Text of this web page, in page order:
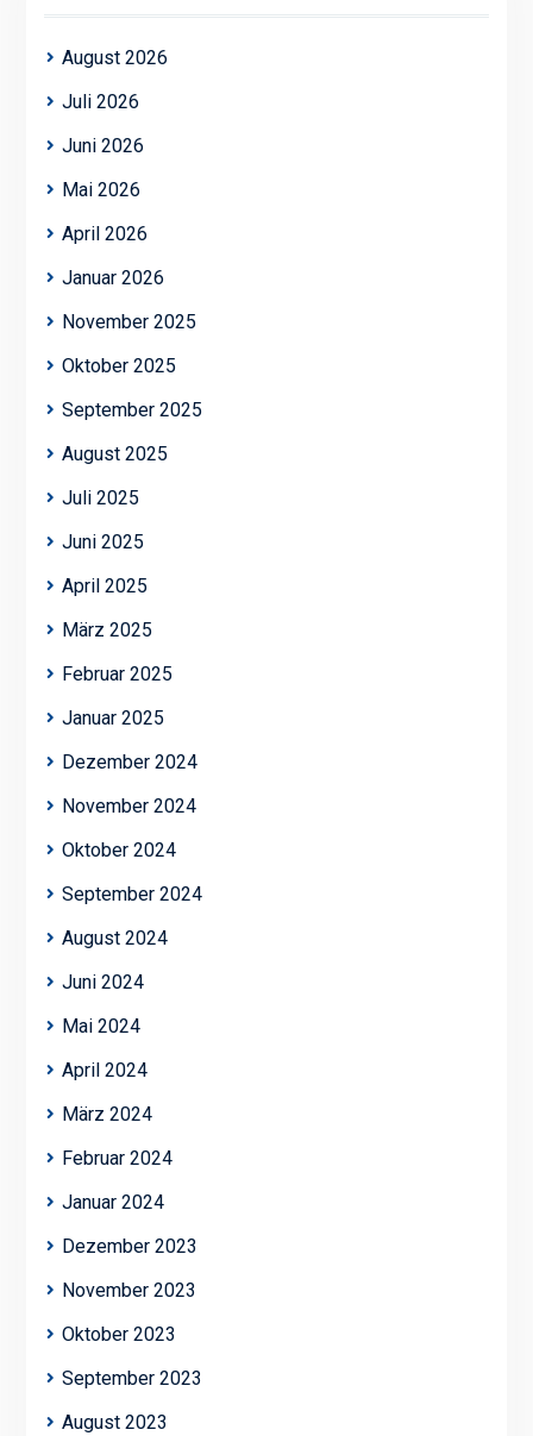
August 2026
Juli 2026
Juni 2026
Mai 2026
April 2026
Januar 2026
November 2025
Oktober 2025
September 2025
August 2025
Juli 2025
Juni 2025
April 2025
März 2025
Februar 2025
Januar 2025
Dezember 2024
November 2024
Oktober 2024
September 2024
August 2024
Juni 2024
Mai 2024
April 2024
März 2024
Februar 2024
Januar 2024
Dezember 2023
November 2023
Oktober 2023
September 2023
August 2023